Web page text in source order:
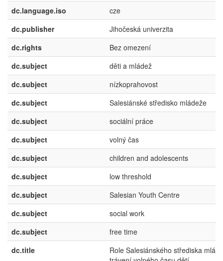
dc.language.iso
cze
dc.publisher
Jihočeská univerzita
dc.rights
Bez omezení
dc.subject
děti a mládež
dc.subject
nízkoprahovost
dc.subject
Salesiánské středisko mládeže
dc.subject
sociální práce
dc.subject
volný čas
dc.subject
children and adolescents
dc.subject
low threshold
dc.subject
Salesian Youth Centre
dc.subject
social work
dc.subject
free time
dc.title
Role Salesiánského střediska